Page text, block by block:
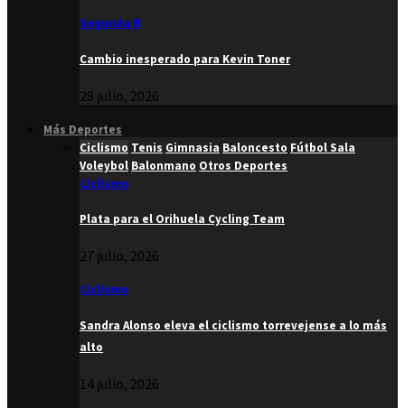
Segunda B
Cambio inesperado para Kevin Toner
28 julio, 2026
Más Deportes
Ciclismo Tenis Gimnasia Baloncesto Fútbol Sala
Voleybol Balonmano Otros Deportes
Ciclismo
Plata para el Orihuela Cycling Team
27 julio, 2026
Ciclismo
Sandra Alonso eleva el ciclismo torrevejense a lo más
alto
14 julio, 2026